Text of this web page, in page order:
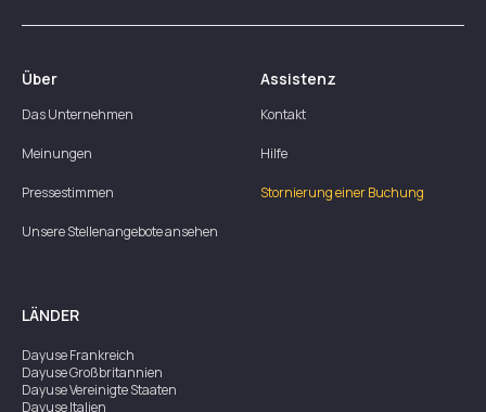
Über
Das Unternehmen
Meinungen
Pressestimmen
Unsere Stellenangebote ansehen
Assistenz
Kontakt
Hilfe
Stornierung einer Buchung
LÄNDER
DayuseFrankreich
DayuseGroßbritannien
DayuseVereinigte Staaten
DayuseItalien